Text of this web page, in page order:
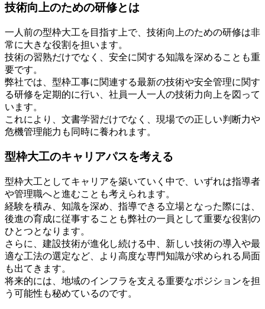
技術向上のための研修とは
一人前の型枠大工を目指す上で、技術向上のための研修は非
常に大きな役割を担います。
技術の習熟だけでなく、安全に関する知識を深めることも重
要です。
弊社では、型枠工事に関連する最新の技術や安全管理に関す
る研修を定期的に行い、社員一人一人の技術力向上を図って
います。
これにより、文書学習だけでなく、現場での正しい判断力や
危機管理能力も同時に養われます。
型枠大工のキャリアパスを考える
型枠大工としてキャリアを築いていく中で、いずれは指導者
や管理職へと進むことも考えられます。
経験を積み、知識を深め、指導できる立場となった際には、
後進の育成に従事することも弊社の一員として重要な役割の
ひとつとなります。
さらに、建設技術が進化し続ける中、新しい技術の導入や最
適な工法の選定など、より高度な専門知識が求められる局面
も出てきます。
将来的には、地域のインフラを支える重要なポジションを担
う可能性も秘めているのです。